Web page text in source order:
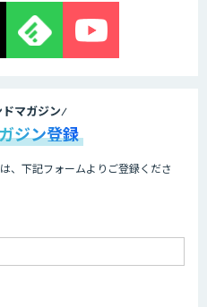
AIエージェント活用支援サー
型オーダーメイドAI開発（知
マガジン
ジン登録
、下記フォームよりご登録くださ